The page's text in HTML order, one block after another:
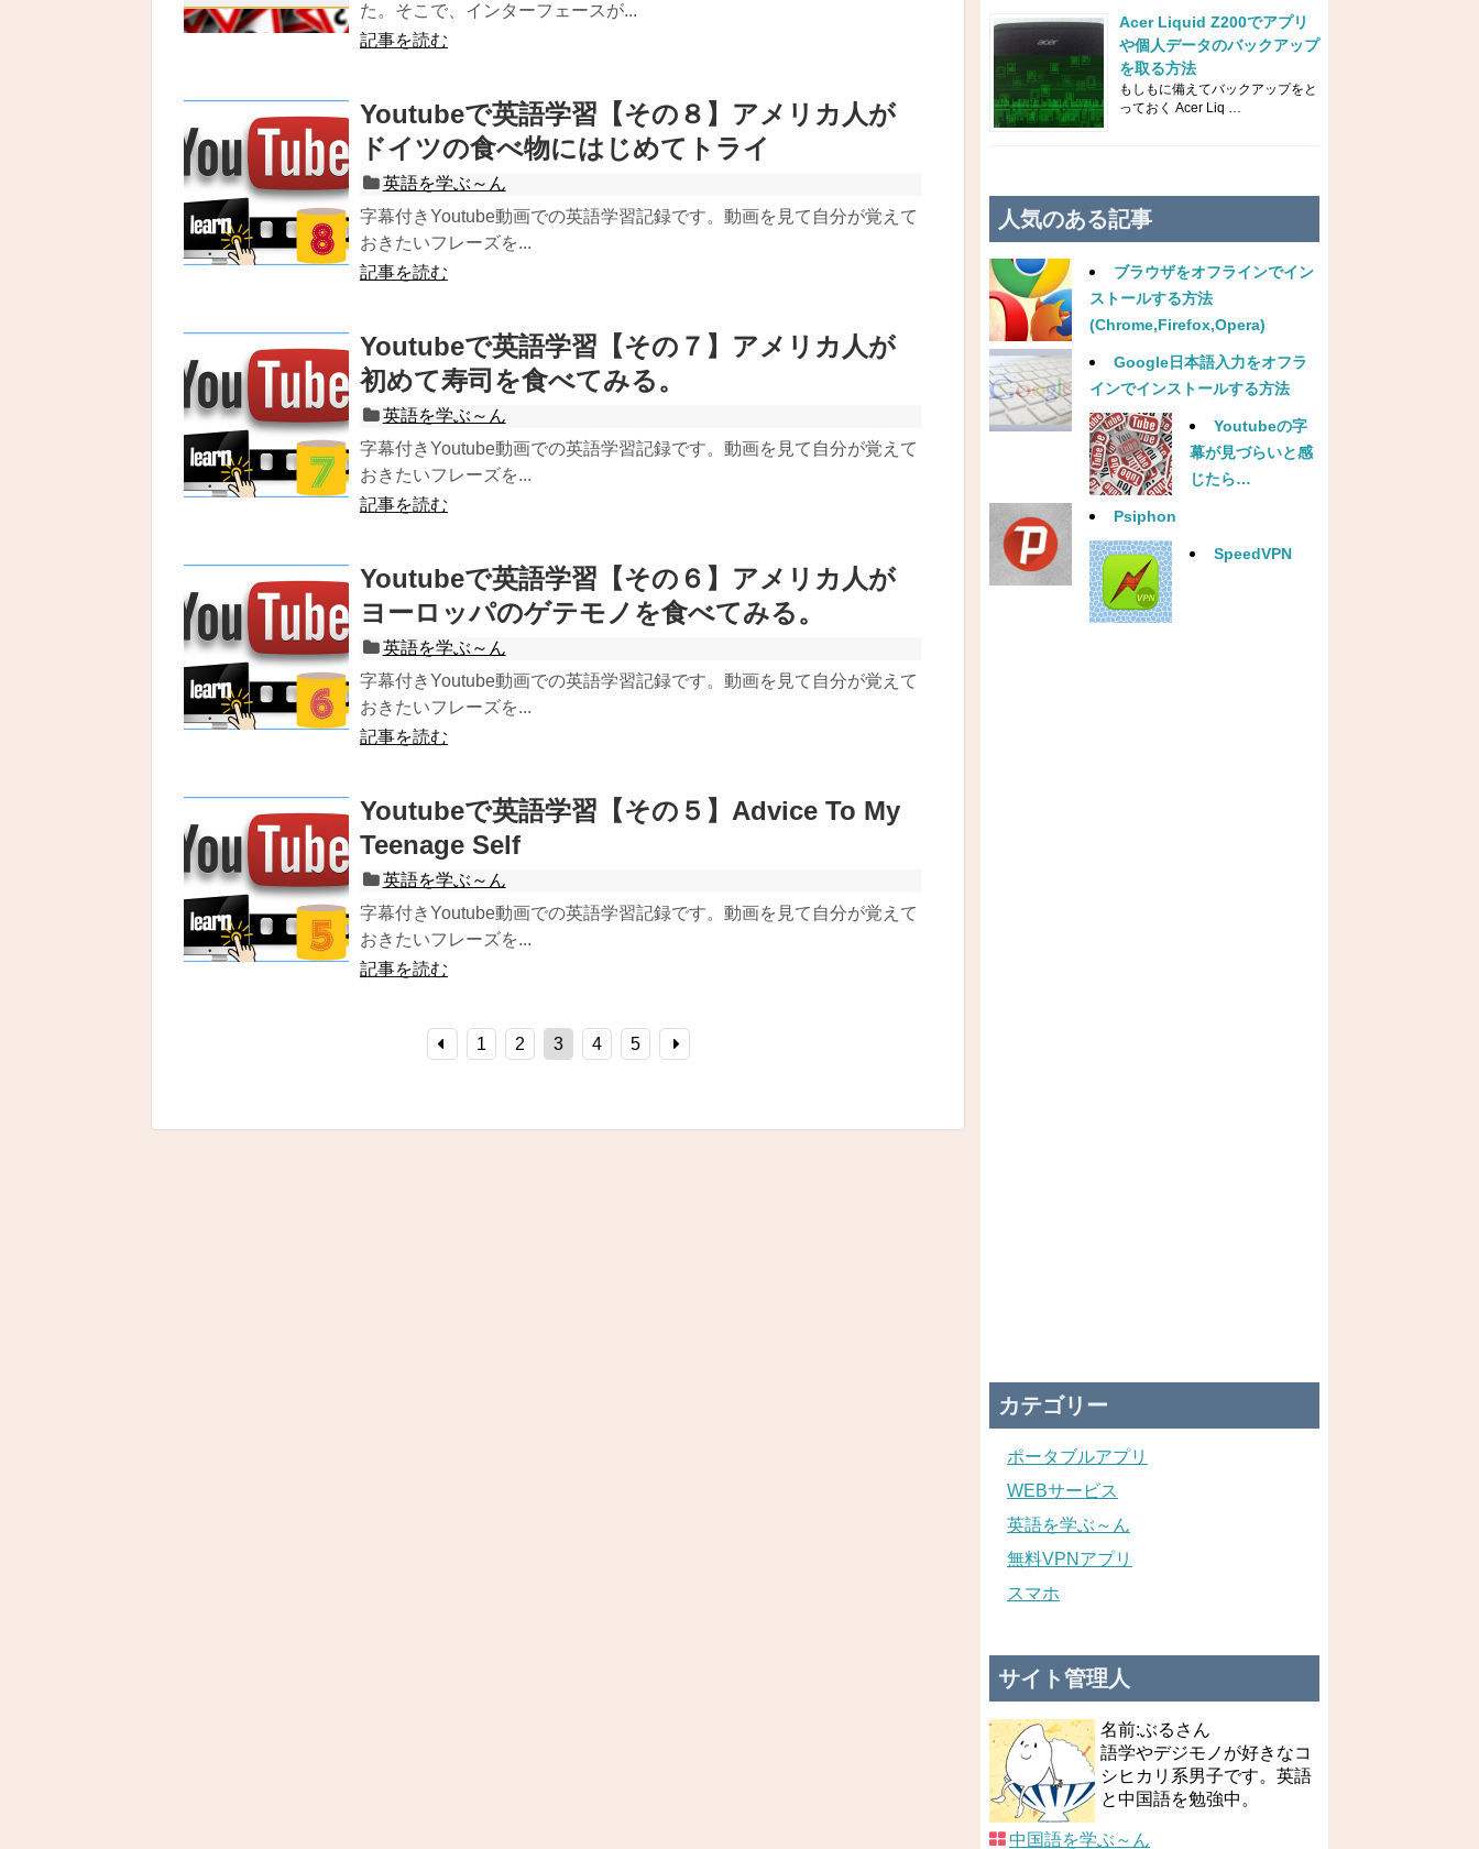
た。そこで、インターフェースが...
記事を読む
Youtubeで英語学習【その８】アメリカ人が
ドイツの食べ物にはじめてトライ
英語を学ぶ～ん
字幕付きYoutube動画での英語学習記録です。動画を見て自分が覚えて
おきたいフレーズを...
記事を読む
Youtubeで英語学習【その７】アメリカ人が
初めて寿司を食べてみる。
英語を学ぶ～ん
字幕付きYoutube動画での英語学習記録です。動画を見て自分が覚えて
おきたいフレーズを...
記事を読む
Youtubeで英語学習【その６】アメリカ人が
ヨーロッパのゲテモノを食べてみる。
英語を学ぶ～ん
字幕付きYoutube動画での英語学習記録です。動画を見て自分が覚えて
おきたいフレーズを...
記事を読む
Youtubeで英語学習【その５】Advice To My
Teenage Self
英語を学ぶ～ん
字幕付きYoutube動画での英語学習記録です。動画を見て自分が覚えて
おきたいフレーズを...
記事を読む
1 2 3 4 5
Acer Liquid Z200でアプリ
や個人データのバックアップ
を取る方法
もしもに備えてバックアップをと
っておく Acer Liq …
人気のある記事
ブラウザをオフラインでイン
ストールする方法
(Chrome,Firefox,Opera)
Google日本語入力をオフラ
インでインストールする方法
Youtubeの字
幕が見づらいと感
じたら…
Psiphon
SpeedVPN
カテゴリー
ポータブルアプリ
WEBサービス
英語を学ぶ～ん
無料VPNアプリ
スマホ
サイト管理人
名前:ぶるさん
語学やデジモノが好きなコ
シヒカリ系男子です。英語
と中国語を勉強中。
中国語を学ぶ～ん